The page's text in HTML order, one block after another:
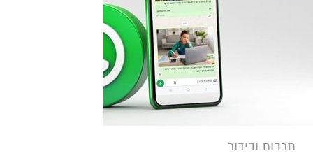
תרבות ובידור